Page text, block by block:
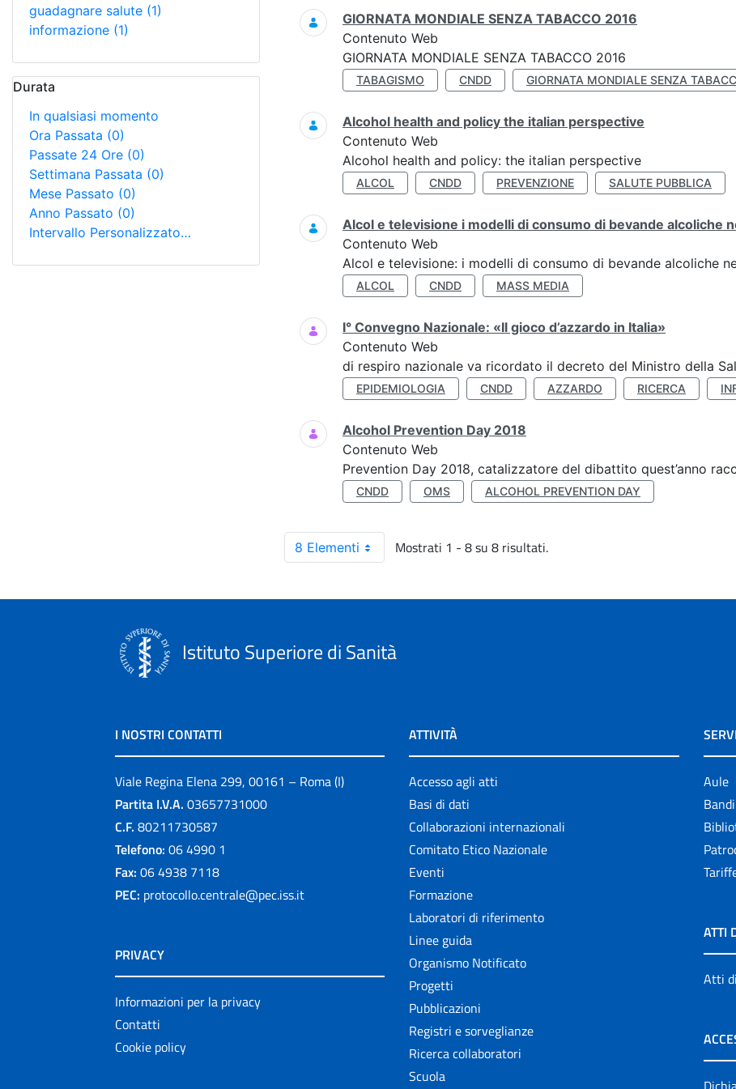
guadagnare salute (1)
informazione (1)
Durata
In qualsiasi momento
Ora Passata (0)
Passate 24 Ore (0)
Settimana Passata (0)
Mese Passato (0)
Anno Passato (0)
Intervallo Personalizzato…
GIORNATA MONDIALE SENZA TABACCO 2016
Contenuto Web
GIORNATA MONDIALE SENZA TABACCO 2016
TABAGISMO CNDD GIORNATA MONDIALE SENZA
Alcohol health and policy the italian perspective
Contenuto Web
Alcohol health and policy: the italian perspective
ALCOL CNDD PREVENZIONE SALUTE PUBBLICA
Alcol e televisione i modelli di consumo di bevande alcoliche
Contenuto Web
Alcol e televisione: i modelli di consumo di bevande alcoliche
ALCOL CNDD MASS MEDIA
I° Convegno Nazionale: «Il gioco d’azzardo in Italia»
Contenuto Web
di respiro nazionale va ricordato il decreto del Ministro della
EPIDEMIOLOGIA CNDD AZZARDO RICERCA
Alcohol Prevention Day 2018
Contenuto Web
Prevention Day 2018, catalizzatore del dibattito quest’anno
CNDD OMS ALCOHOL PREVENTION DAY
8 Elementi Mostrati 1 - 8 su 8 risultati.
Istituto Superiore di Sanità
I NOSTRI CONTATTI
Viale Regina Elena 299, 00161 – Roma (I)
Partita I.V.A. 03657731000
C.F. 80211730587
Telefono: 06 4990 1
Fax: 06 4938 7118
PEC: protocollo.centrale@pec.iss.it
PRIVACY
Informazioni per la privacy
Contatti
Cookie policy
ATTIVITÀ
Accesso agli atti
Basi di dati
Collaborazioni internazionali
Comitato Etico Nazionale
Eventi
Formazione
Laboratori di riferimento
Linee guida
Organismo Notificato
Progetti
Pubblicazioni
Registri e sorveglianze
Ricerca collaboratori
Scuola
Aule
ATTI
Atti